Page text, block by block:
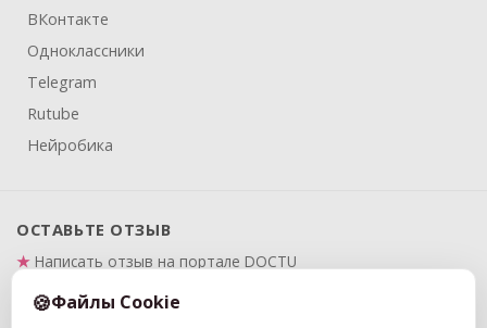
ВКонтакте
Одноклассники
Telegram
Rutube
Нейробика
ОСТАВЬТЕ ОТЗЫВ
Написать отзыв на портале DOCTU
Написать отзыв на Яндекс.Картах
Файлы Cookie